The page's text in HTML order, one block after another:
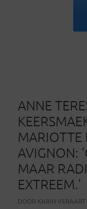
ANNE
MARIOTTE
AVIGNON:
MAAR
EXTREEM.’
DOOR KARIN VERAART